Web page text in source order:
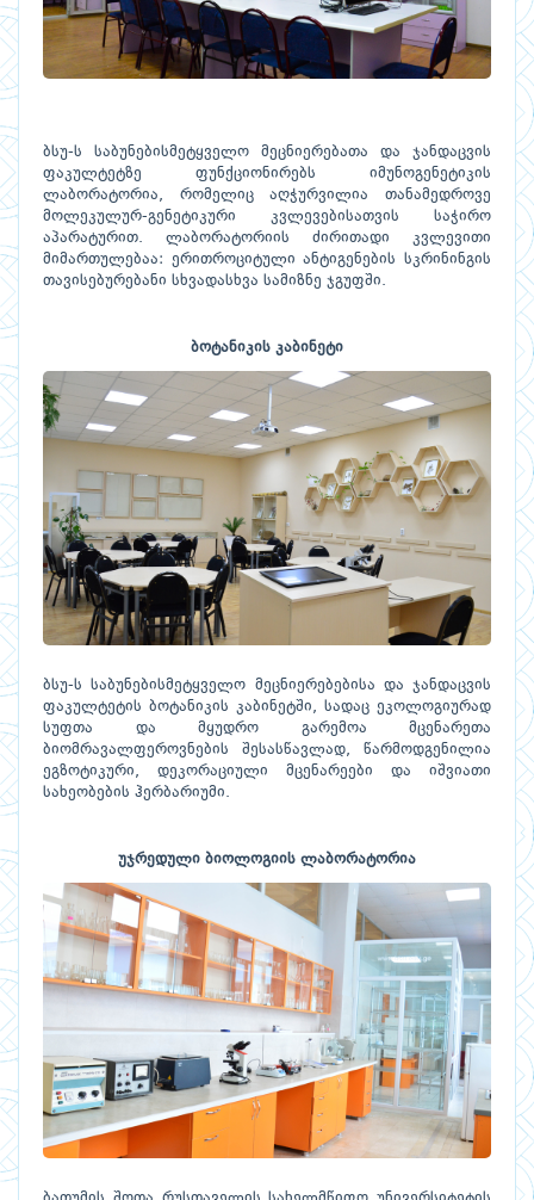
ბსუ-ს საბუნებისმეტყველო მეცნიერებათა და ჯანდაცვის
ფაკულტეტზე ფუნქციონირებს იმუნოგენეტიკის
ლაბორატორია, რომელიც აღჭურვილია თანამედროვე
მოლეკულურ-გენეტიკური კვლევებისათვის საჭირო
აპარატურით. ლაბორატორიის ძირითადი კვლევითი
მიმართულებაა: ერითროციტული ანტიგენების სკრინინგის
თავისებურებანი სხვადასხვა სამიზნე ჯგუფში.
ბოტანიკის კაბინეტი
ბსუ-ს საბუნებისმეტყველო მეცნიერებებისა და ჯანდაცვის
ფაკულტეტის ბოტანიკის კაბინეტში, სადაც ეკოლოგიურად
სუფთა და მყუდრო გარემოა მცენარეთა
ბიომრავალფეროვნების შესასწავლად, წარმოდგენილია
ეგზოტიკური, დეკორაციული მცენარეები და იშვიათი
სახეობების ჰერბარიუმი.
უჯრედული ბიოლოგიის ლაბორატორია